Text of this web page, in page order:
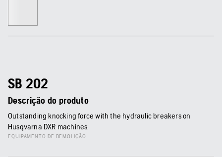
SB 202
Descrição do produto
Outstanding knocking force with the hydraulic breakers on
Husqvarna DXR machines.
EQUIPAMENTO DE DEMOLIÇÃO